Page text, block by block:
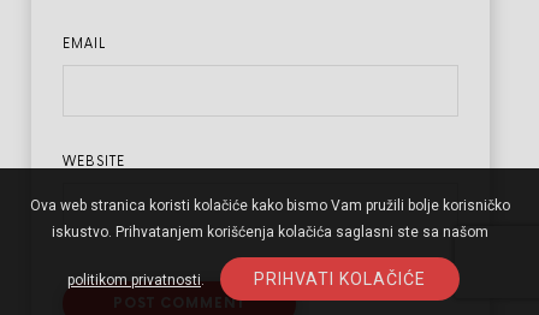
EMAIL
WEBSITE
Ova web stranica koristi kolačiće kako bismo Vam pružili bolje korisničko
iskustvo. Prihvatanjem korišćenja kolačića saglasni ste sa našom
politikom privatnosti. PRIHVATI KOLAČIĆE